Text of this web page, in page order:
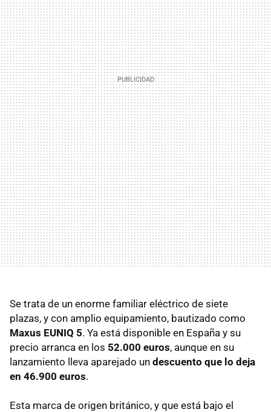
Se trata de un enorme familiar eléctrico de siete
plazas, y con amplio equipamiento, bautizado como
Maxus EUNIQ 5. Ya está disponible en España y su
precio arranca en los 52.000 euros, aunque en su
lanzamiento lleva aparejado un descuento que lo deja
en 46.900 euros.
Esta marca de origen británico, y que está bajo el